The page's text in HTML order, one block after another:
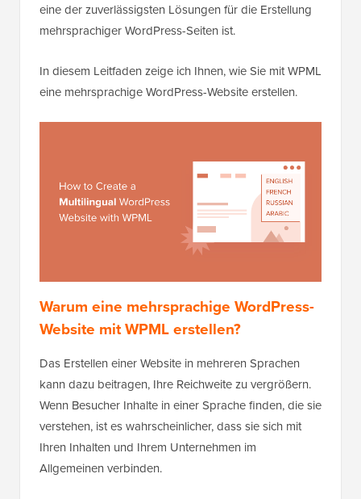
eine der zuverlässigsten Lösungen für die Erstellung
mehrsprachiger WordPress-Seiten ist.
In diesem Leitfaden zeige ich Ihnen, wie Sie mit WPML
eine mehrsprachige WordPress-Website erstellen.
Warum eine mehrsprachige WordPress-
Website mit WPML erstellen?
Das Erstellen einer Website in mehreren Sprachen
kann dazu beitragen, Ihre Reichweite zu vergrößern.
Wenn Besucher Inhalte in einer Sprache finden, die sie
verstehen, ist es wahrscheinlicher, dass sie sich mit
Ihren Inhalten und Ihrem Unternehmen im
Allgemeinen verbinden.